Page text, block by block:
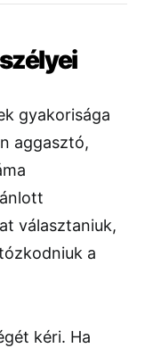
gyakorisága
aggasztó,
választaniuk,
a
kéri. Ha